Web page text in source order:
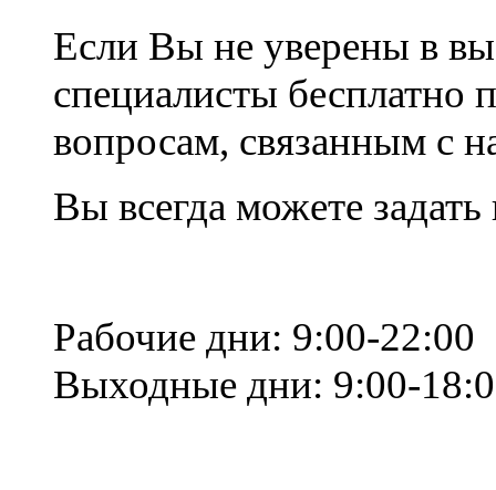
Если Вы не уверены в
специалисты
вопросам, связанным с
Вы всегда можете
Рабочие дни: 9:00-22:00
Выходные дни: 9:00-